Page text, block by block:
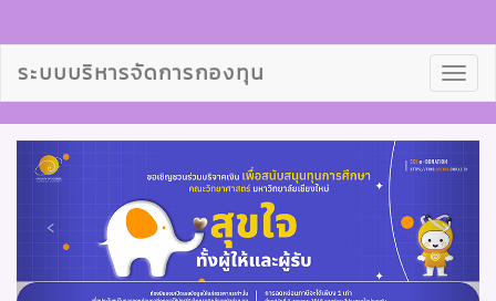
ระบบบริหารจัดการกองทุน